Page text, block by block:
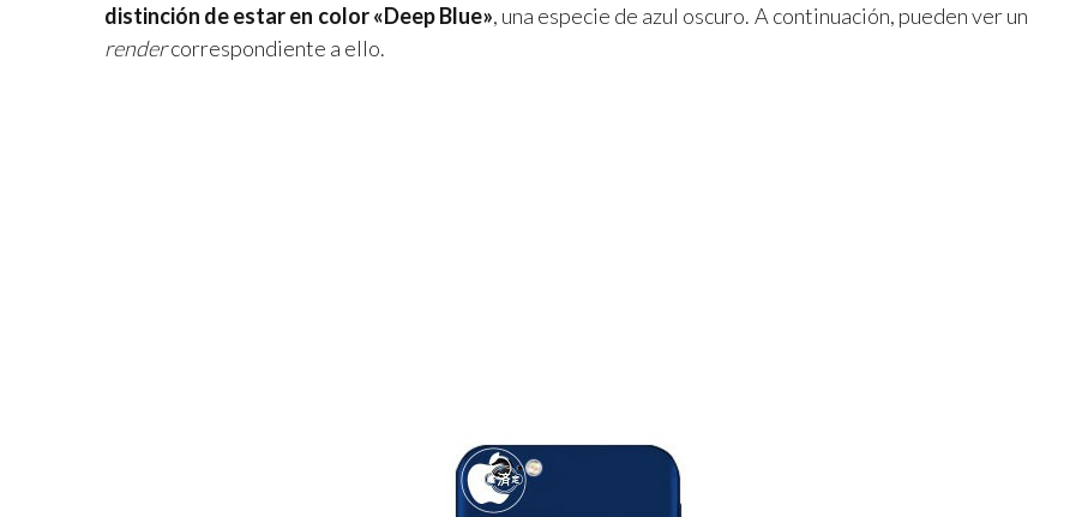
distinción de estar en color «Deep Blue», una especie de azul oscuro. A continuación, pueden ver un
rendercorrespondiente a ello.